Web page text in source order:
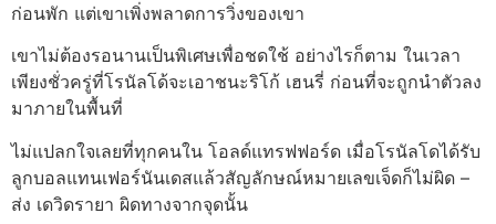
ก่อนพัก แต่เขาเพิ่งพลาดการวิ่งของเขา
เขาไม่ต้องรอนานเป็นพิเศษเพื่อชดใช้ อย่างไรก็ตาม ในเวลา
เพียงชั่วครู่ที่โรนัลโด้จะเอาชนะริโก้ เฮนรี่ ก่อนที่จะถูกนำตัวลง
มาภายในพื้นที่
ไม่แปลกใจเลยที่ทุกคนใน โอลด์แทรฟฟอร์ด เมื่อโรนัลโดได้รับ
ลูกบอลแทนเฟอร์นันเดสแล้วสัญลักษณ์หมายเลขเจ็ดก็ไม่ผิด –
ส่ง เดวิดรายา ผิดทางจากจุดนั้น